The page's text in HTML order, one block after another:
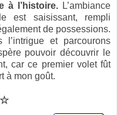
à l’histoire. L’ambiance
est saisissant, rempli
de possessions.
l’intrigue et parcourons
pouvoir découvrir le
car ce premier volet fût
à mon goût.